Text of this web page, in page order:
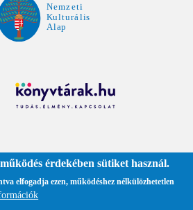
érdekében sütiket használ.
elfogadja ezen, működéshez nélkülözhetetlen